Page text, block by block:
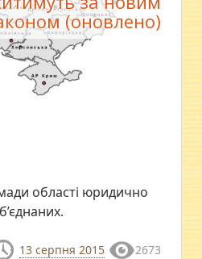
(оновлено)
області юридично
13 серпня 2015 2673